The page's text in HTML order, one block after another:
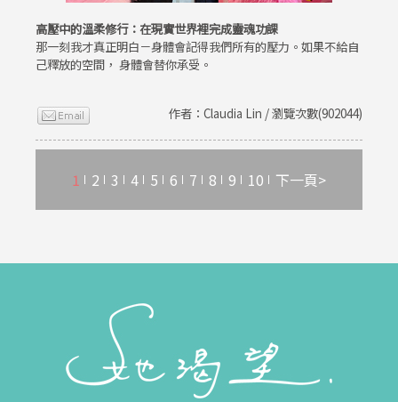
高壓中的溫柔修行：在現實世界裡完成靈魂功課
那一刻我才真正明白－身體會記得我們所有的壓力。如果不給自
己釋放的空間， 身體會替你承受。
作者：Claudia Lin / 瀏覽次數(902044)
1 2 3 4 5 6 7 8 9 10 下一頁>